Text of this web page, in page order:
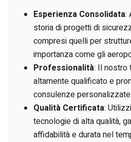
Esperienza Consolidata:
storia di progetti di
compresi quelli per
importanza come gli
Professionalità: Il nostro
altamente qualificato e
consulenze personalizzate.
Qualità Certificata:
tecnologie di alta qualità,
affidabilità e durata nel